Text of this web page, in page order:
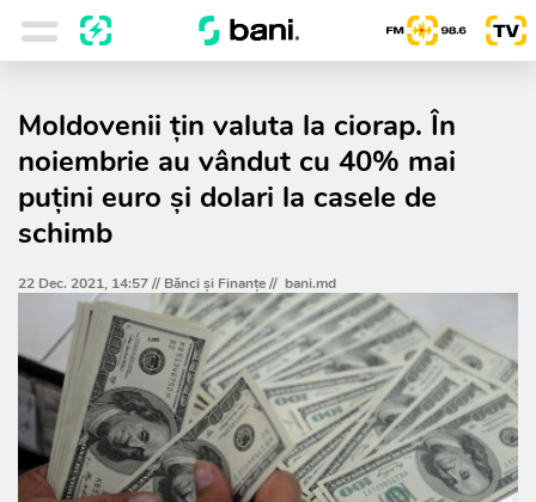
Moldovenii țin valuta la ciorap. În
noiembrie au vândut cu 40% mai
puțini euro și dolari la casele de
schimb
22 Dec. 2021, 14:57 // Bănci şi Finanţe// bani.md